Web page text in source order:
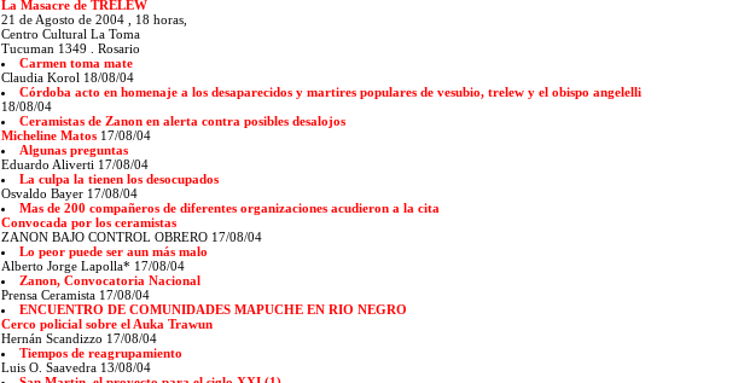
La Masacre de TRELEW
21 de Agosto de 2004 , 18 horas,
Centro Cultural La Toma
Tucuman 1349 . Rosario
Carmen toma mate
Claudia Korol 18/08/04
Córdoba acto en homenaje a los desaparecidos y martires populares de vesubio, trelew y el obispo angelelli
18/08/04
Ceramistas de Zanon en alerta contra posibles desalojos
Micheline Matos 17/08/04
Algunas preguntas
Eduardo Aliverti 17/08/04
La culpa la tienen los desocupados
Osvaldo Bayer 17/08/04
Mas de 200 compañeros de diferentes organizaciones acudieron a la cita
Convocada por los ceramistas
ZANON BAJO CONTROL OBRERO 17/08/04
Lo peor puede ser aun más malo
Alberto Jorge Lapolla* 17/08/04
Zanon, Convocatoria Nacional
Prensa Ceramista 17/08/04
ENCUENTRO DE COMUNIDADES MAPUCHE EN RIO NEGRO
Cerco policial sobre el Auka Trawun
Hernán Scandizzo 17/08/04
Tiempos de reagrupamiento
Luis O. Saavedra 13/08/04